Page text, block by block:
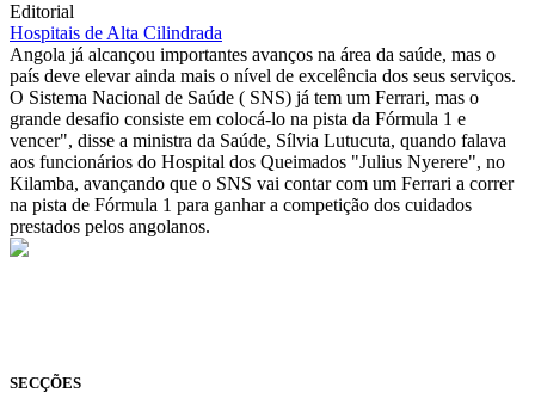
Editorial
Hospitais de Alta Cilindrada
Angola já alcançou importantes avanços na área da saúde, mas o
país deve elevar ainda mais o nível de excelência dos seus serviços.
O Sistema Nacional de Saúde ( SNS) já tem um Ferrari, mas o
grande desafio consiste em colocá-lo na pista da Fórmula 1 e
vencer", disse a ministra da Saúde, Sílvia Lutucuta, quando falava
aos funcionários do Hospital dos Queimados "Julius Nyerere", no
Kilamba, avançando que o SNS vai contar com um Ferrari a correr
na pista de Fórmula 1 para ganhar a competição dos cuidados
prestados pelos angolanos.
SECÇÕES